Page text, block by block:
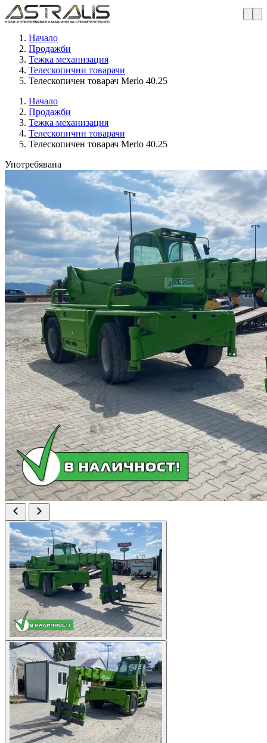
Начало
Продажби
Тежка механизация
Телескопични товарачи
Телескопичен товарач Merlo 40.25
Начало
Продажби
Тежка механизация
Телескопични товарачи
Телескопичен товарач Merlo 40.25
Употребявана